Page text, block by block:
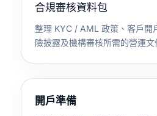
合規審核資料包
整理 KYC / AML 政策、客戶開
險披露及機構審核所需的營運文
開戶準備